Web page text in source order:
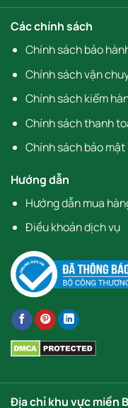
Các chính sách
Chính sách bảo
Chính sách vận
Chính sách kiểm
Chính sách thanh
Chính sách bảo mật
Hướng dẫn
Hướng dẫn mua
Điều khoản dịch vụ
Địa chỉ khu vực miền